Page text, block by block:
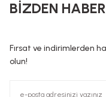
hazırlanmış, tek
ürünlerin cildin alt
dayanmaktadır. Bu
BİZDEN
Fırsat ve indirimlerden
olun!